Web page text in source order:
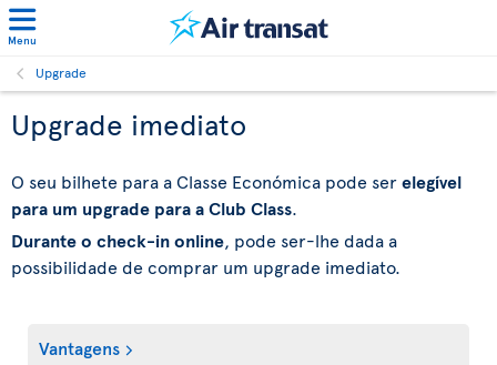
Menu
Upgrade
Upgrade imediato
O seu bilhete para a Classe Económica pode serelegível
para um upgrade para a Club Class.
Durante o check-in online, pode ser-lhe dada a
possibilidade de comprar um upgrade imediato.
Vantagens